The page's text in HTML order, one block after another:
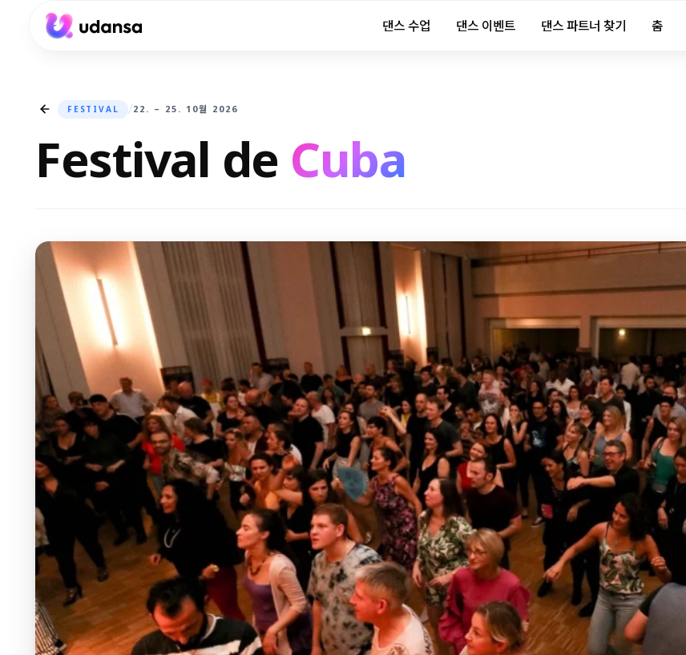
accessibility.skipToMainContent 댄스 수업 댄스 이벤트 댄스 파트너 찾기 춤
FESTIVAL /22. – 25. 10월 2026
Festival de Cuba